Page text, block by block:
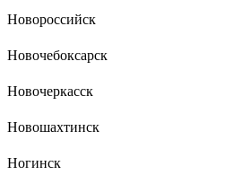
Новороссийск
Новочебоксарск
Новочеркасск
Новошахтинск
Ногинск